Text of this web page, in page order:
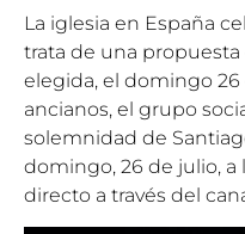
La iglesia en España
trata de una propuesta
elegida, el domingo 26
ancianos, el grupo
solemnidad de
domingo, 26 de julio, a
directo a través del